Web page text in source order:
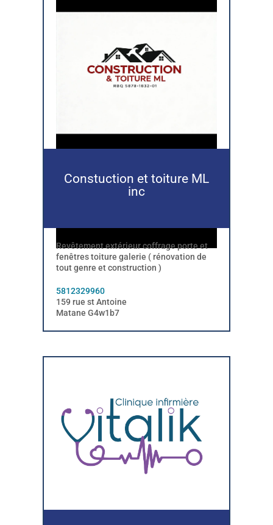
Constuction et toiture ML
inc
Revêtement extérieur coffrage porte et
fenêtres toiture galerie ( rénovation de
tout genre et construction )
5812329960
159 rue st Antoine
Matane G4w1b7